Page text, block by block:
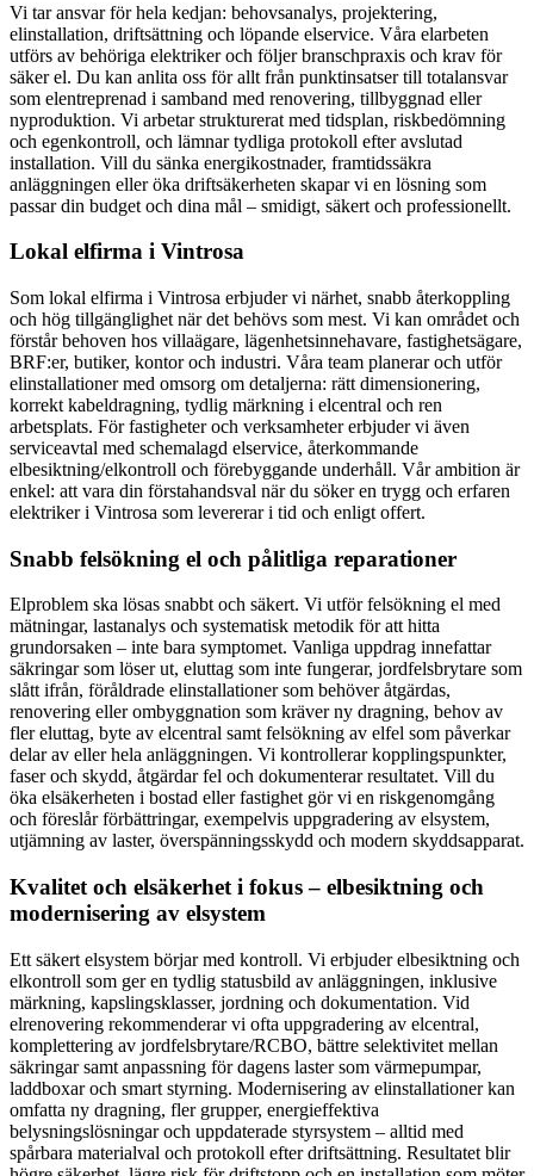
Vi tar ansvar för hela kedjan: behovsanalys, projektering,
elinstallation, driftsättning och löpande elservice. Våra elarbeten
utförs av behöriga elektriker och följer branschpraxis och krav för
säker el. Du kan anlita oss för allt från punktinsatser till totalansvar
som elentreprenad i samband med renovering, tillbyggnad eller
nyproduktion. Vi arbetar strukturerat med tidsplan, riskbedömning
och egenkontroll, och lämnar tydliga protokoll efter avslutad
installation. Vill du sänka energikostnader, framtidssäkra
anläggningen eller öka driftsäkerheten skapar vi en lösning som
passar din budget och dina mål – smidigt, säkert och professionellt.
Lokal elfirma i Vintrosa
Som lokal elfirma i Vintrosa erbjuder vi närhet, snabb återkoppling
och hög tillgänglighet när det behövs som mest. Vi kan området och
förstår behoven hos villaägare, lägenhetsinnehavare, fastighetsägare,
BRF:er, butiker, kontor och industri. Våra team planerar och utför
elinstallationer med omsorg om detaljerna: rätt dimensionering,
korrekt kabeldragning, tydlig märkning i elcentral och ren
arbetsplats. För fastigheter och verksamheter erbjuder vi även
serviceavtal med schemalagd elservice, återkommande
elbesiktning/elkontroll och förebyggande underhåll. Vår ambition är
enkel: att vara din förstahandsval när du söker en trygg och erfaren
elektriker i Vintrosa som levererar i tid och enligt offert.
Snabb felsökning el och pålitliga reparationer
Elproblem ska lösas snabbt och säkert. Vi utför felsökning el med
mätningar, lastanalys och systematisk metodik för att hitta
grundorsaken – inte bara symptomet. Vanliga uppdrag innefattar
säkringar som löser ut, eluttag som inte fungerar, jordfelsbrytare som
slått ifrån, föråldrade elinstallationer som behöver åtgärdas,
renovering eller ombyggnation som kräver ny dragning, behov av
fler eluttag, byte av elcentral samt felsökning av elfel som påverkar
delar av eller hela anläggningen. Vi kontrollerar kopplingspunkter,
faser och skydd, åtgärdar fel och dokumenterar resultatet. Vill du
öka elsäkerheten i bostad eller fastighet gör vi en riskgenomgång
och föreslår förbättringar, exempelvis uppgradering av elsystem,
utjämning av laster, överspänningsskydd och modern skyddsapparat.
Kvalitet och elsäkerhet i fokus – elbesiktning och
modernisering av elsystem
Ett säkert elsystem börjar med kontroll. Vi erbjuder elbesiktning och
elkontroll som ger en tydlig statusbild av anläggningen, inklusive
märkning, kapslingsklasser, jordning och dokumentation. Vid
elrenovering rekommenderar vi ofta uppgradering av elcentral,
komplettering av jordfelsbrytare/RCBO, bättre selektivitet mellan
säkringar samt anpassning för dagens laster som värmepumpar,
laddboxar och smart styrning. Modernisering av elinstallationer kan
omfatta ny dragning, fler grupper, energieffektiva
belysningslösningar och uppdaterade styrsystem – alltid med
spårbara materialval och protokoll efter driftsättning. Resultatet blir